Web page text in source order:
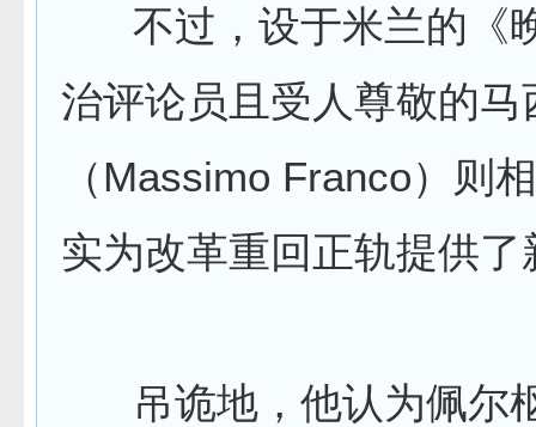
不过，设于米兰的《
治评论员且受人尊敬的马
（Massimo Franco）则
实为改革重回正轨提供了
吊诡地，他认为佩尔